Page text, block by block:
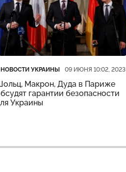
Категория
НОВОСТИ УКРАИНЫ
Дата публикации 09 ИЮНЯ 10:02, 2023
Макрон, Дуда в Париже
гарантии безопасности
Украины